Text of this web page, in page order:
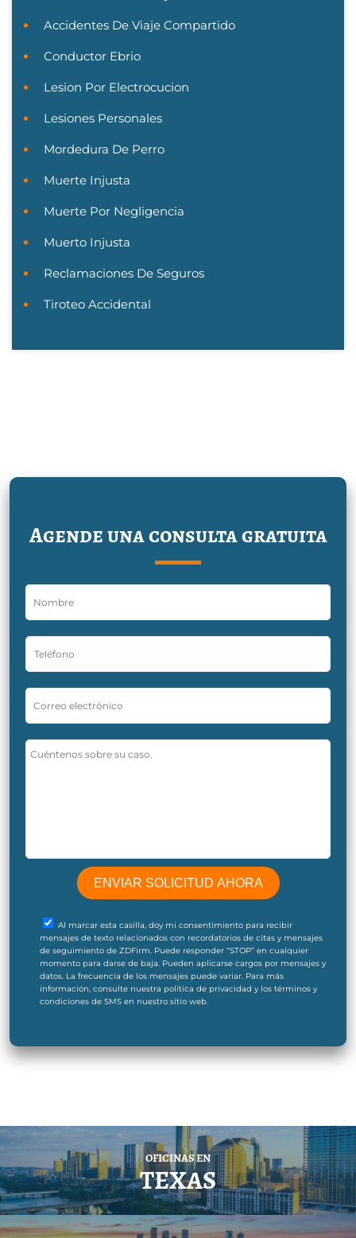
Accidentes De Viaje Compartido
Conductor Ebrio
Lesion Por Electrocucion
Lesiones Personales
Mordedura De Perro
Muerte Injusta
Muerte Por Negligencia
Muerto Injusta
Reclamaciones De Seguros
Tiroteo Accidental
Agende una consulta gratuita
Al marcar esta casilla, doy mi consentimiento para recibir
mensajes de texto relacionados con recordatorios de citas y mensajes
de seguimiento de ZDFirm. Puede responder “STOP” en cualquier
momento para darse de baja. Pueden aplicarse cargos por mensajes y
datos. La frecuencia de los mensajes puede variar. Para más
información, consulte nuestra política de privacidad y los términos y
condiciones de SMS en nuestro sitio web.
OFICINAS EN
TEXAS